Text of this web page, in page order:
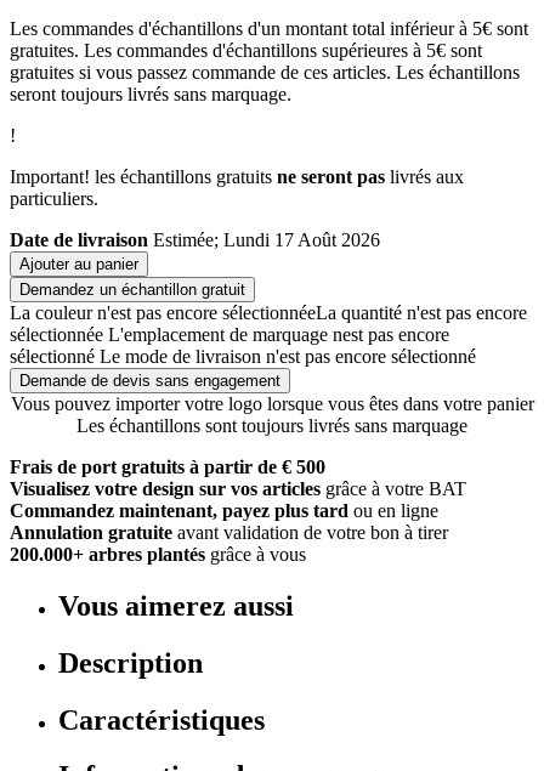
Les commandes d'échantillons d'un montant total inférieur à 5€ sont
gratuites. Les commandes d'échantillons supérieures à 5€ sont
gratuites si vous passez commande de ces articles. Les échantillons
seront toujours livrés sans marquage.
!
Important! les échantillons gratuits ne seront pas livrés aux
particuliers.
Date de livraison Estimée; Lundi 17 Août 2026
Ajouter au panier
Demandez un échantillon gratuit
La couleur n'est pas encore sélectionnéeLa quantité n'est pas encore
sélectionnée L'emplacement de marquage nest pas encore
sélectionné Le mode de livraison n'est pas encore sélectionné
Demande de devis sans engagement
Vous pouvez importer votre logo lorsque vous êtes dans votre panier
Les échantillons sont toujours livrés sans marquage
Frais de port gratuits à partir de € 500
Visualisez votre design sur vos articles grâce à votre BAT
Commandez maintenant, payez plus tard ou en ligne
Annulation gratuite avant validation de votre bon à tirer
200.000+ arbres plantés grâce à vous
Vous aimerez aussi
Description
Caractéristiques